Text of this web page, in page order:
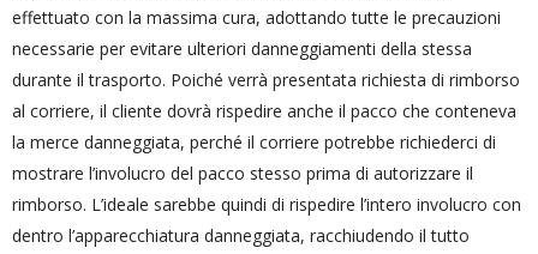
effettuato con la massima cura, adottando tutte le precauzioni
necessarie per evitare ulteriori danneggiamenti della stessa
durante il trasporto. Poiché verrà presentata richiesta di rimborso
al corriere, il cliente dovrà rispedire anche il pacco che conteneva
la merce danneggiata, perché il corriere potrebbe richiederci di
mostrare l’involucro del pacco stesso prima di autorizzare il
rimborso. L’ideale sarebbe quindi di rispedire l’intero involucro con
dentro l’apparecchiatura danneggiata, racchiudendo il tutto